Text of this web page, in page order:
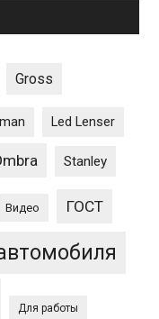
Gross
Led Lenser
Stanley
Видео ГОСТ
Для работы